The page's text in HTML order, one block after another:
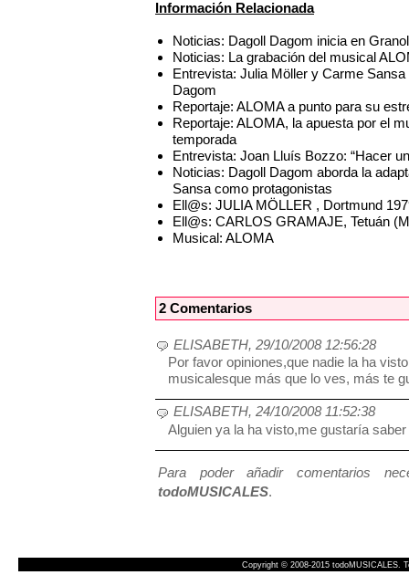
Información Relacionada
Noticias: Dagoll Dagom inicia en
Noticias: La grabación del musical
Entrevista: Julia Möller y Carme
Dagom
Reportaje: ALOMA a punto para su
Reportaje: ALOMA, la apuesta por el
temporada
Entrevista: Joan Lluís Bozzo: “Hacer
Noticias: Dagoll Dagom aborda la
Sansa como protagonistas
Ell@s: JULIA MÖLLER , Dortmund
Ell@s: CARLOS GRAMAJE, Tetuán
Musical: ALOMA
2 Comentarios
ELISABETH, 29/10/2008 12:56:28
Por favor opiniones,que nadie la ha
musicalesque más que lo ves, más te
ELISABETH, 24/10/2008 11:52:38
Alguien ya la ha visto,me gustaría
Para poder añadir comentarios
todoMUSICALES.
Copyright © 2008-2015 todoMUSICALES.